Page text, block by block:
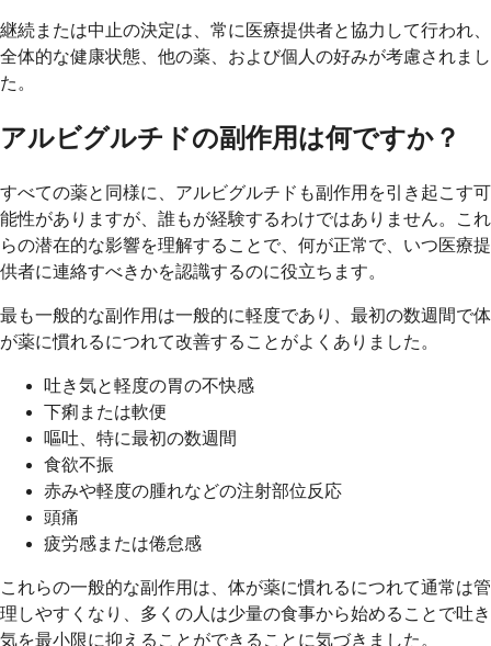
継続または中止の決定は、常に医療提供者と協力して行われ、
全体的な健康状態、他の薬、および個人の好みが考慮されまし
た。
アルビグルチドの副作用は何ですか？
すべての薬と同様に、アルビグルチドも副作用を引き起こす可
能性がありますが、誰もが経験するわけではありません。これ
らの潜在的な影響を理解することで、何が正常で、いつ医療提
供者に連絡すべきかを認識するのに役立ちます。
最も一般的な副作用は一般的に軽度であり、最初の数週間で体
が薬に慣れるにつれて改善することがよくありました。
吐き気と軽度の胃の不快感
下痢または軟便
嘔吐、特に最初の数週間
食欲不振
赤みや軽度の腫れなどの注射部位反応
頭痛
疲労感または倦怠感
これらの一般的な副作用は、体が薬に慣れるにつれて通常は管
理しやすくなり、多くの人は少量の食事から始めることで吐き
気を最小限に抑えることができることに気づきました。